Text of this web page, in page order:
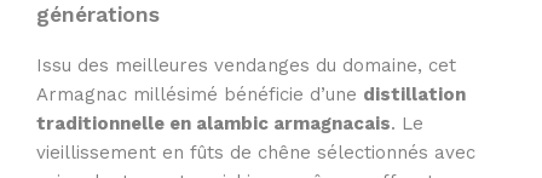
générations
Issu des meilleures vendanges du domaine, cet
Armagnac millésimé bénéficie d’une distillation
traditionnelle en alambic armagnacais. Le
vieillissement en fûts de chêne sélectionnés avec